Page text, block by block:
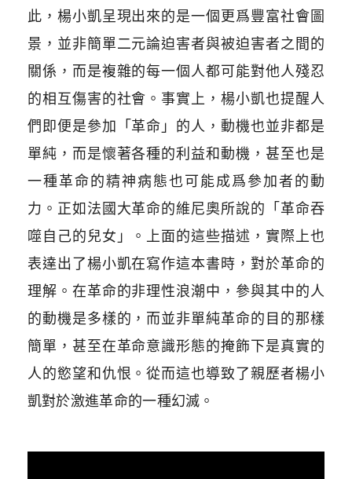
此，楊小凱呈現出來的是一個更爲豐富社會圖
景，並非簡單二元論迫害者與被迫害者之間的
關係，而是複雜的每一個人都可能對他人殘忍
的相互傷害的社會。事實上，楊小凱也提醒人
們即便是參加「革命」的人，動機也並非都是
單純，而是懷著各種的利益和動機，甚至也是
一種革命的精神病態也可能成爲參加者的動
力。正如法國大革命的維尼奧所說的「革命吞
噬自己的兒女」。上面的這些描述，實際上也
表達出了楊小凱在寫作這本書時，對於革命的
理解。在革命的非理性浪潮中，參與其中的人
的動機是多樣的，而並非單純革命的目的那樣
簡單，甚至在革命意識形態的掩飾下是真實的
人的慾望和仇恨。從而這也導致了親歷者楊小
凱對於激進革命的一種幻滅。